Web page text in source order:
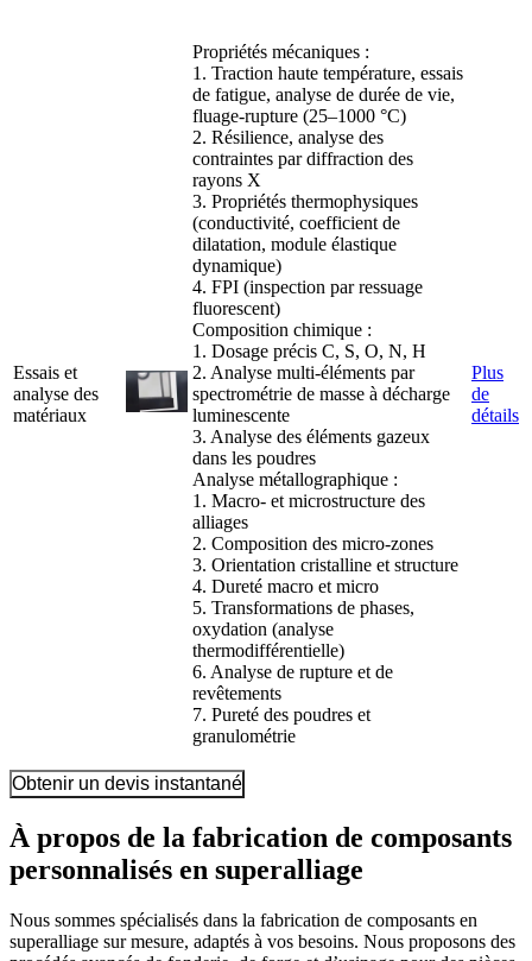
Essais et
analyse des
matériaux
Propriétés mécaniques :
1. Traction haute température, essais
de fatigue, analyse de durée de vie,
fluage-rupture (25–1000 °C)
2. Résilience, analyse des
contraintes par diffraction des
rayons X
3. Propriétés thermophysiques
(conductivité, coefficient de
dilatation, module élastique
dynamique)
4. FPI (inspection par ressuage
fluorescent)
Composition chimique :
1. Dosage précis C, S, O, N, H
2. Analyse multi-éléments par
spectrométrie de masse à décharge
luminescente
3. Analyse des éléments gazeux
dans les poudres
Analyse métallographique :
1. Macro- et microstructure des
alliages
2. Composition des micro-zones
3. Orientation cristalline et structure
4. Dureté macro et micro
5. Transformations de phases,
oxydation (analyse
thermodifférentielle)
6. Analyse de rupture et de
revêtements
7. Pureté des poudres et
granulométrie
Plus
de
détails
Obtenir un devis instantané
À propos de la fabrication de composants
personnalisés en superalliage
Nous sommes spécialisés dans la fabrication de composants en
superalliage sur mesure, adaptés à vos besoins. Nous proposons des